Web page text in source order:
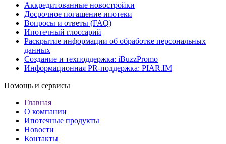
Аккредитованные новостройки
Досрочное погашение ипотеки
Вопросы и ответы (FAQ)
Ипотечный глоссарий
Раскрытие информации об обработке персональных
данных
Создание и техподдержка: iBuzzPromo
Информационная PR-поддержка: PIAR.IM
Помощь и сервисы
Главная
О компании
Ипотечные продукты
Новости
Контакты